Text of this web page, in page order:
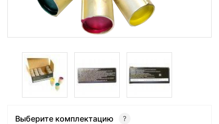
Выберите комплектацию